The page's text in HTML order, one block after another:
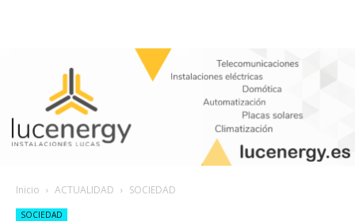
Inicio ACTUALIDAD SOCIEDAD
SOCIEDAD